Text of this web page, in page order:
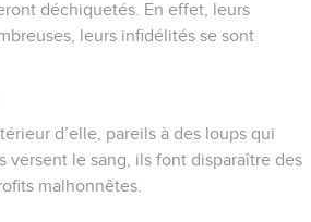
déchiquetés. En effet, leurs
leurs infidélités se sont
d’elle, pareils à des loups qui
versent le sang, ils font disparaître des
malhonnêtes.